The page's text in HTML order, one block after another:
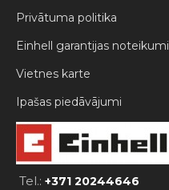
Privātuma politika
Einhell garantijas noteikumi
Vietnes karte
Ipašas piedāvājumi
Tel.: +371 20244646